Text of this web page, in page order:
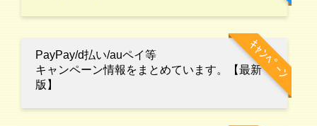
ｷｬﾝﾍﾟｰﾝ
PayPay/d払い/auペイ等
キャンペーン情報をまとめています。【最新
版】